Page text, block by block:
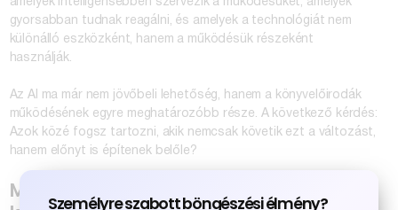
gyorsabban tudnak reagálni, és amelyek a technológiát nem
különálló eszközként, hanem a működésük részeként
használják.
Az AI ma már nem jövőbeli lehetőség, hanem a könyvelőirodák
működésének egyre meghatározóbb része. A következő kérdés:
Azok közé fogsz tartozni, akik nemcsak követik ezt a változást,
hanem előnyt is építenek belőle?
Miért hoztuk létre az AI és automatizáció a
Személyre szabott böngészési élmény?